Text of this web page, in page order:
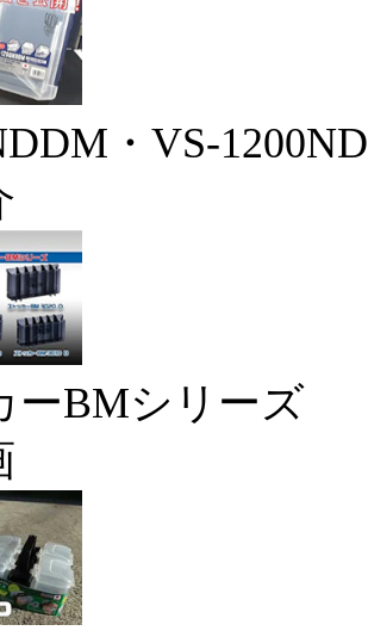
・VS-
ーBMシリーズ